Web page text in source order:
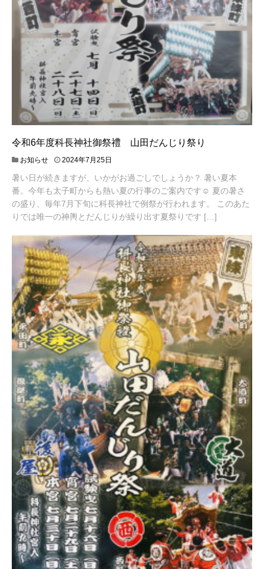
令和6年度科長神社御祭禮 山田だんじり祭り
お知らせ 2024年7月25日
2
4
年
7
月
2
4
日
暑い日が続きますが、いかがお過ごしでしょうか？ 暑い夏本
番。今年も太子町からも熱い夏の行事のご案内です☺ 夏の暑さ
の盛り、毎年7月下旬に科長神社で例祭が行われます。 このあた
りでは唯一の神輿とだんじりが繰り出す夏祭りです […]